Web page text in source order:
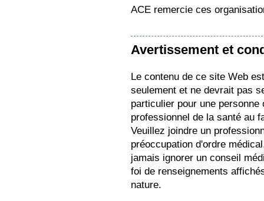
ACE remercie ces
Avertissement et
Le contenu de ce site Web
seulement et ne devrait pas
particulier pour une
professionnel de la santé au
Veuillez joindre un
préoccupation d'ordre
jamais ignorer un conseil
foi de renseignements
nature.